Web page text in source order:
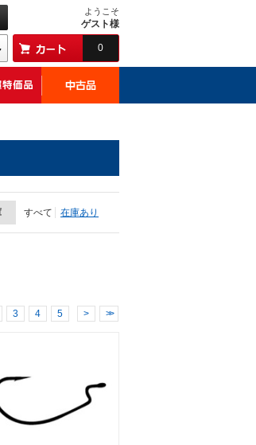
ようこそ
ゲスト様
0
すべて 在庫あり
3 4 5 > >>